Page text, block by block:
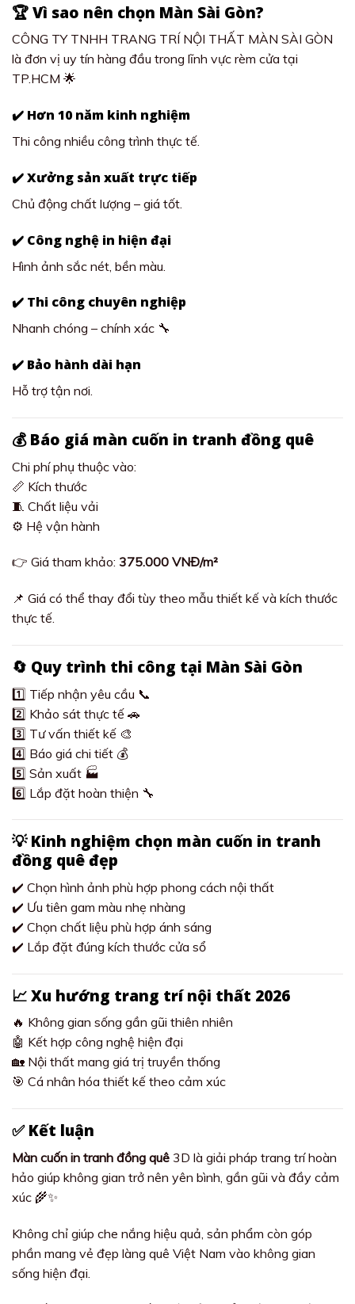
🏆 Vì sao nên chọn Màn Sài Gòn?
CÔNG TY TNHH TRANG TRÍ NỘI THẤT MÀN SÀI GÒN
là đơn vị uy tín hàng đầu trong lĩnh vực rèm cửa tại
TP.HCM 🌟
✔️ Hơn 10 năm kinh nghiệm
Thi công nhiều công trình thực tế.
✔️ Xưởng sản xuất trực tiếp
Chủ động chất lượng – giá tốt.
✔️ Công nghệ in hiện đại
Hình ảnh sắc nét, bền màu.
✔️ Thi công chuyên nghiệp
Nhanh chóng – chính xác 🔧
✔️ Bảo hành dài hạn
Hỗ trợ tận nơi.
💰 Báo giá màn cuốn in tranh đồng quê
Chi phí phụ thuộc vào:
📏 Kích thước
🧵 Chất liệu vải
⚙️ Hệ vận hành
👉 Giá tham khảo: 375.000 VNĐ/m²
📌 Giá có thể thay đổi tùy theo mẫu thiết kế và kích thước
thực tế.
🔄 Quy trình thi công tại Màn Sài Gòn
1️⃣ Tiếp nhận yêu cầu 📞
2️⃣ Khảo sát thực tế 🚗
3️⃣ Tư vấn thiết kế 🎨
4️⃣ Báo giá chi tiết 💰
5️⃣ Sản xuất 🏭
6️⃣ Lắp đặt hoàn thiện 🔧
💡 Kinh nghiệm chọn màn cuốn in tranh
đồng quê đẹp
✔️ Chọn hình ảnh phù hợp phong cách nội thất
✔️ Ưu tiên gam màu nhẹ nhàng
✔️ Chọn chất liệu phù hợp ánh sáng
✔️ Lắp đặt đúng kích thước cửa sổ
📈 Xu hướng trang trí nội thất 2026
🔥 Không gian sống gần gũi thiên nhiên
🤖 Kết hợp công nghệ hiện đại
🏡 Nội thất mang giá trị truyền thống
🎯 Cá nhân hóa thiết kế theo cảm xúc
✅ Kết luận
Màn cuốn in tranh đồng quê 3D là giải pháp trang trí hoàn
hảo giúp không gian trở nên yên bình, gần gũi và đầy cảm
xúc 🌾✨
Không chỉ giúp che nắng hiệu quả, sản phẩm còn góp
phần mang vẻ đẹp làng quê Việt Nam vào không gian
sống hiện đại.